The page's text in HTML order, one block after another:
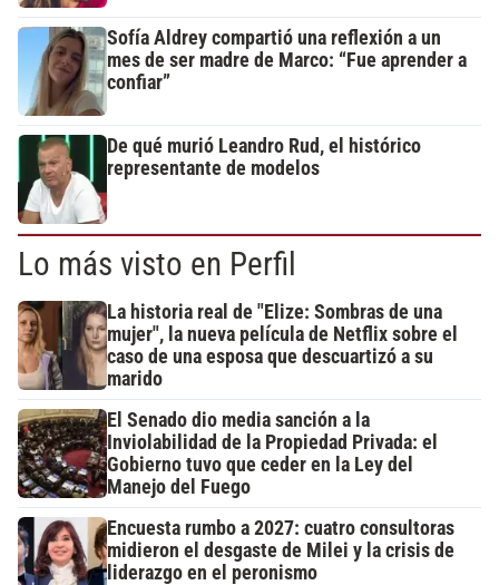
Sofía Aldrey compartió una reflexión a un
mes de ser madre de Marco: “Fue aprender a
confiar”
De qué murió Leandro Rud, el histórico
representante de modelos
Lo más visto en Perfil
La historia real de "Elize: Sombras de una
mujer", la nueva película de Netflix sobre el
caso de una esposa que descuartizó a su
marido
El Senado dio media sanción a la
Inviolabilidad de la Propiedad Privada: el
Gobierno tuvo que ceder en la Ley del
Manejo del Fuego
Encuesta rumbo a 2027: cuatro consultoras
midieron el desgaste de Milei y la crisis de
liderazgo en el peronismo